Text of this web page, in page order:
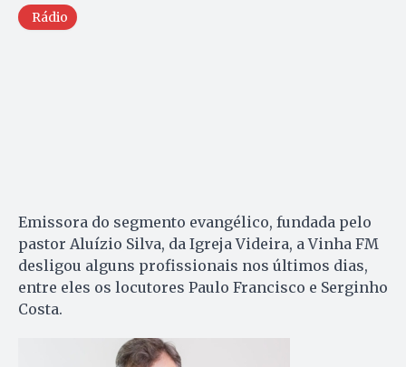
Rádio
Emissora do segmento evangélico, fundada pelo
pastor Aluízio Silva, da Igreja Videira, a Vinha FM
desligou alguns profissionais nos últimos dias,
entre eles os locutores Paulo Francisco e Serginho
Costa.